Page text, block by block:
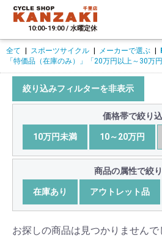
10:00-19:00 / 水曜定休
全て スポーツサイクル メーカーで選ぶ
「特価品（在庫のみ）」
「20万円以上～30万円
絞り込みフィルターを非表示
価格帯で絞り
10万円未満 10～20万円
商品の属性で絞
在庫あり アウトレット品
お探しの商品は見つかりませんで